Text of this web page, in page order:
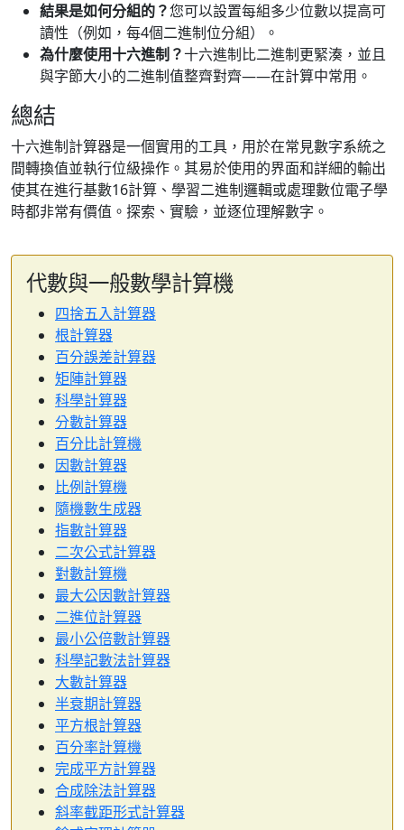
結果是如何分組的？您可以設置每組多少位數以提高可
讀性（例如，每4個二進制位分組）。
為什麼使用十六進制？十六進制比二進制更緊湊，並且
與字節大小的二進制值整齊對齊——在計算中常用。
總結
十六進制計算器是一個實用的工具，用於在常見數字系統之
間轉換值並執行位級操作。其易於使用的界面和詳細的輸出
使其在進行基數16計算、學習二進制邏輯或處理數位電子學
時都非常有價值。探索、實驗，並逐位理解數字。
代數與一般數學計算機
四捨五入計算器
根計算器
百分誤差計算器
矩陣計算器
科學計算器
分數計算器
百分比計算機
因數計算器
比例計算機
隨機數生成器
指數計算器
二次公式計算器
對數計算機
最大公因數計算器
二進位計算器
最小公倍數計算器
科學記數法計算器
大數計算器
半衰期計算器
平方根計算器
百分率計算機
完成平方計算器
合成除法計算器
斜率截距形式計算器